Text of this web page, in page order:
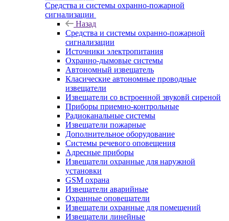
Средства и системы охранно-пожарной
сигнализации
Назад
Средства и системы охранно-пожарной
сигнализации
Источники электропитания
Охранно-дымовые системы
Автономный извещатель
Класические автономные проводные
извещатели
Извещатели со встроенной звуковй сиреной
Приборы приемно-контрольные
Радиоканальные системы
Извещатели пожарные
Дополнительное оборудование
Системы речевого оповещения
Адресные приборы
Извещатели охранные для наружной
установки
GSM охрана
Извещатели аварийные
Охранные оповещатели
Извещатели охранные для помещений
Извещатели линейные